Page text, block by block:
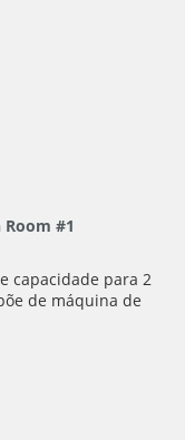
Room #1
capacidade para 2
de máquina de